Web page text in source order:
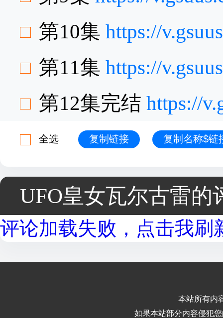
第10集 https://
第11集 https://
第12集完结 https://
全选 复制链接 复制名称$链
UFO皇女瓦尔古雷的
评论加载失败，点击我刷
本站所有内
如果本站部分内容侵犯